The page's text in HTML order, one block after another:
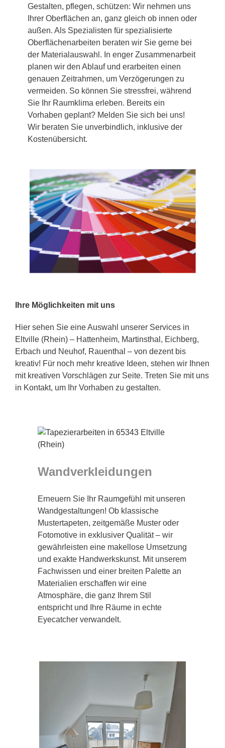
Gestalten, pflegen, schützen: Wir nehmen uns
Ihrer Oberflächen an, ganz gleich ob innen oder
außen. Als Spezialisten für spezialisierte
Oberflächenarbeiten beraten wir Sie gerne bei
der Materialauswahl. In enger Zusammenarbeit
planen wir den Ablauf und erarbeiten einen
genauen Zeitrahmen, um Verzögerungen zu
vermeiden. So können Sie stressfrei, während
Sie Ihr Raumklima erleben. Bereits ein
Vorhaben geplant? Melden Sie sich bei uns!
Wir beraten Sie unverbindlich, inklusive der
Kostenübersicht.
Ihre Möglichkeiten mit uns
Hier sehen Sie eine Auswahl unserer Services in
Eltville (Rhein) – Hattenheim, Martinsthal, Eichberg,
Erbach und Neuhof, Rauenthal – von dezent bis
kreativ! Für noch mehr kreative Ideen, stehen wir Ihnen
mit kreativen Vorschlägen zur Seite. Treten Sie mit uns
in Kontakt, um Ihr Vorhaben zu gestalten.
Wandverkleidungen
Erneuern Sie Ihr Raumgefühl mit unseren
Wandgestaltungen! Ob klassische
Mustertapeten, zeitgemäße Muster oder
Fotomotive in exklusiver Qualität – wir
gewährleisten eine makellose Umsetzung
und exakte Handwerkskunst. Mit unserem
Fachwissen und einer breiten Palette an
Materialien erschaffen wir eine
Atmosphäre, die ganz Ihrem Stil
entspricht und Ihre Räume in echte
Eyecatcher verwandelt.